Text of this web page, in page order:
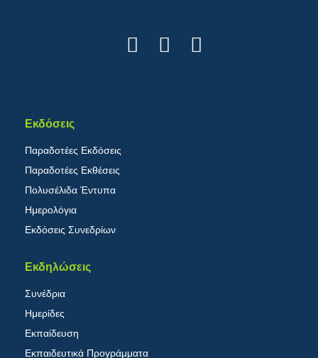
Εκδόσεις
Παραδοτέες Εκδόσεις
Παραδοτέες Εκθέσεις
Πολυσέλιδα Έντυπα
Ημερολόγια
Εκδόσεις Συνεδρίων
Εκδηλώσεις
Συνέδρια
Ημερίδες
Εκπαίδευση
Εκπαιδευτικά Προγράμματα